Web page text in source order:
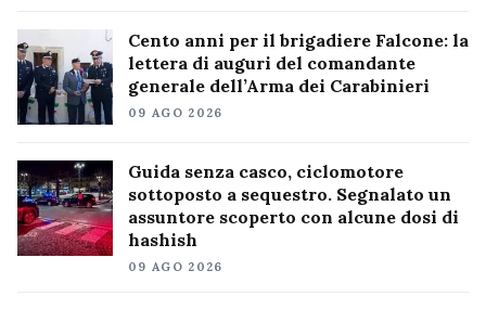
Cento anni per il brigadiere Falcone: la
lettera di auguri del comandante
generale dell’Arma dei Carabinieri
09 AGO 2026
Guida senza casco, ciclomotore
sottoposto a sequestro. Segnalato un
assuntore scoperto con alcune dosi di
hashish
09 AGO 2026